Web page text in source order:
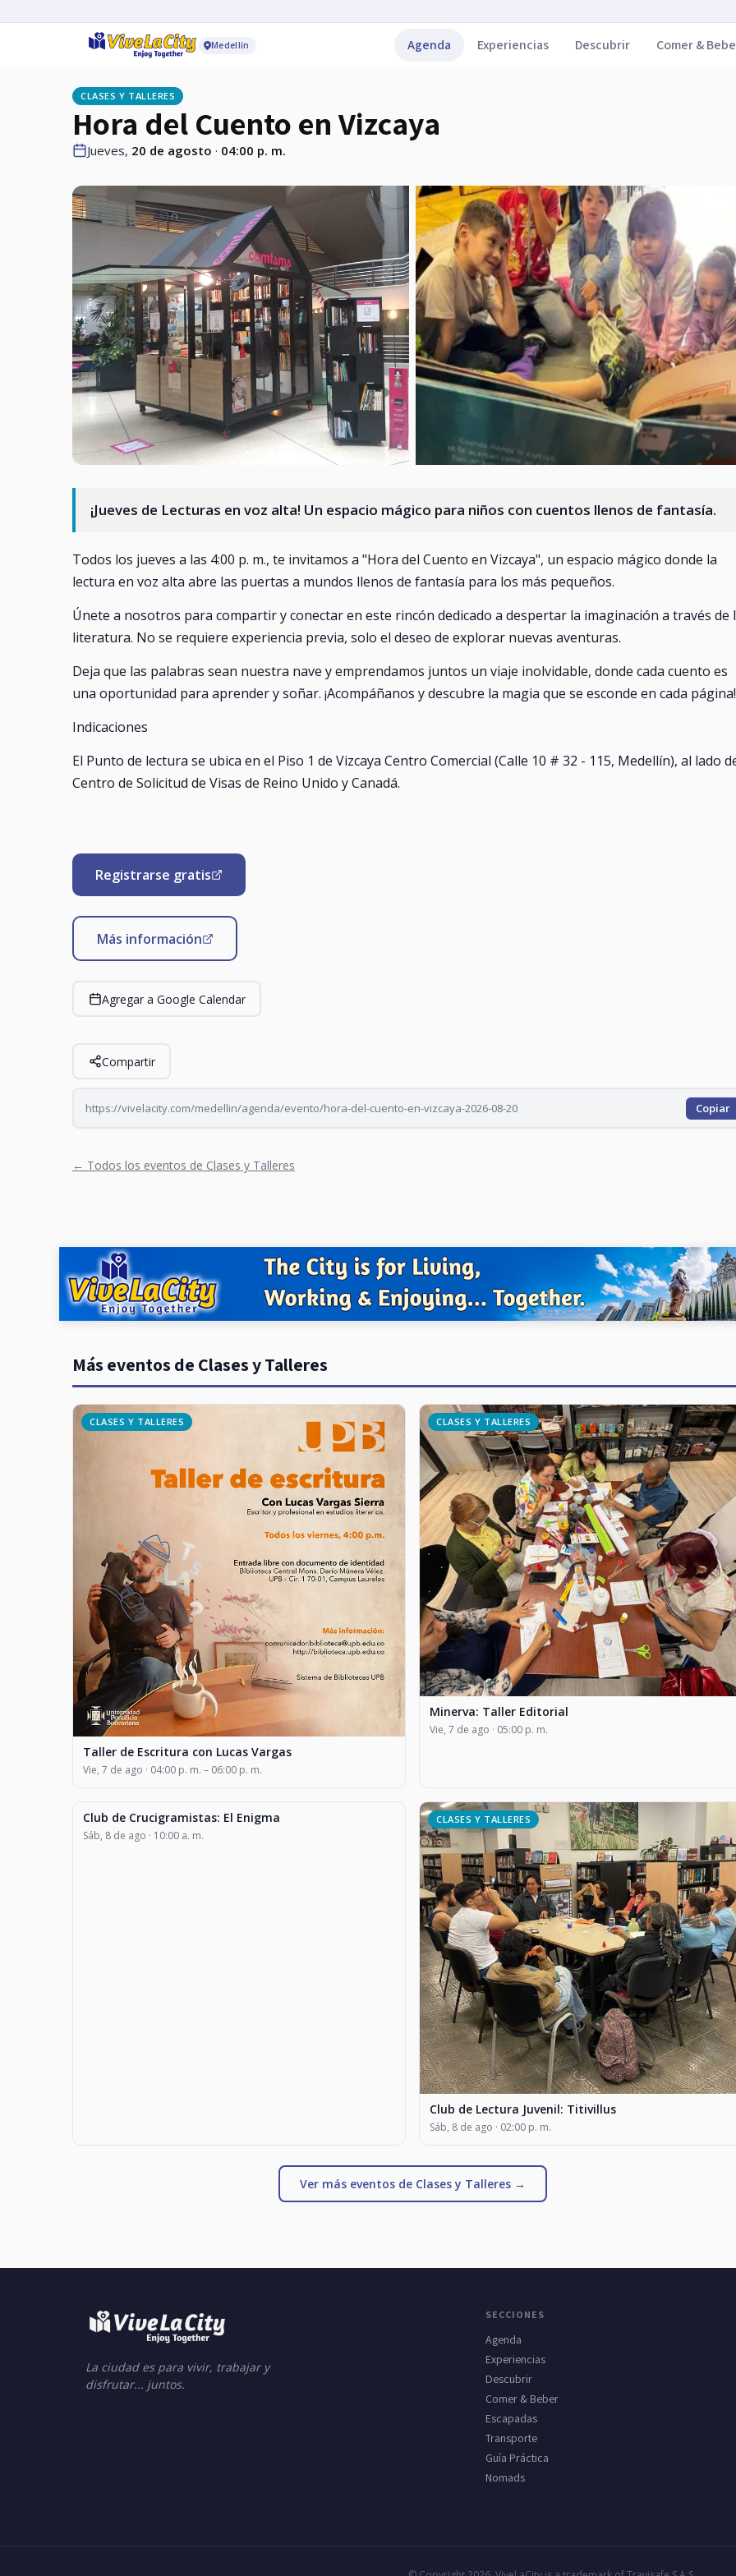
Medellín Agenda Experiencias Descubrir Comer &
CLASES Y TALLERES
Hora del Cuento en Vizcaya
Jueves, 20 de agosto · 04:00 p. m.
¡Jueves de Lecturas en voz alta! Un espacio mágico para niños con cuentos llenos de fantasía.
Todos los jueves a las 4:00 p. m., te invitamos a "Hora del Cuento en Vizcaya", un espacio mágico donde la
lectura en voz alta abre las puertas a mundos llenos de fantasía para los más pequeños.
Únete a nosotros para compartir y conectar en este rincón dedicado a despertar la imaginación a través de
literatura. No se requiere experiencia previa, solo el deseo de explorar nuevas aventuras.
Deja que las palabras sean nuestra nave y emprendamos juntos un viaje inolvidable, donde cada cuento es
una oportunidad para aprender y soñar. ¡Acompáñanos y descubre la magia que se esconde en cada página!
Indicaciones
El Punto de lectura se ubica en el Piso 1 de Vizcaya Centro Comercial (Calle 10 # 32 - 115, Medellín), al lado
Centro de Solicitud de Visas de Reino Unido y Canadá.
Registrarse gratis
Más información
Agregar a Google Calendar
Compartir
https://vivelacity.com/medellin/agenda/evento/hora-del-cuento-en-vizcaya-2026-08-20 Copiar
← Todos los eventos de Clases y Talleres
Más eventos de Clases y Talleres
CLASES Y TALLERES
Taller de Escritura con Lucas Vargas
Vie, 7 de ago · 04:00 p. m. – 06:00 p. m.
CLASES Y TALLERES
Minerva: Taller Editorial
Vie, 7 de ago · 05:00 p. m.
CLASES Y TALLERES
Club de Crucigramistas: El Enigma
Sáb, 8 de ago · 10:00 a. m.
CLASES Y TALLERES
Club de Lectura Juvenil: Titivillus
Sáb, 8 de ago · 02:00 p. m.
Ver más eventos de Clases y Talleres →
La ciudad es para vivir, trabajar y
disfrutar... juntos.
SECCIONES
Agenda
Experiencias
Descubrir
Comer & Beber
Escapadas
Transporte
Guía Práctica
Nomads